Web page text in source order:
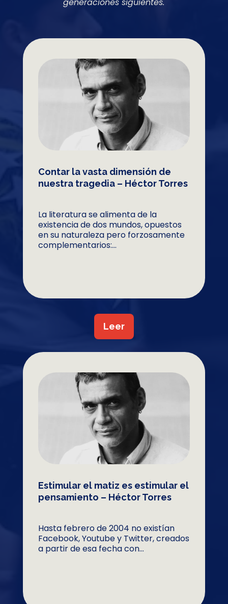
Contar la vasta dimensión de
nuestra tragedia – Héctor Torres
La literatura se alimenta de la
existencia de dos mundos, opuestos
en su naturaleza pero forzosamente
complementarios:...
Leer
Estimular el matiz es estimular el
pensamiento – Héctor Torres
Hasta febrero de 2004 no existían
Facebook, Youtube y Twitter, creados
a partir de esa fecha con...